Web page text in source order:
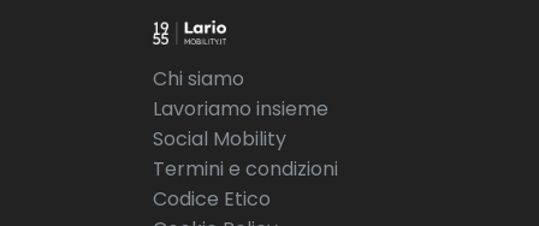
Chi siamo
Lavoriamo insieme
Social Mobility
Termini e condizioni
Codice Etico